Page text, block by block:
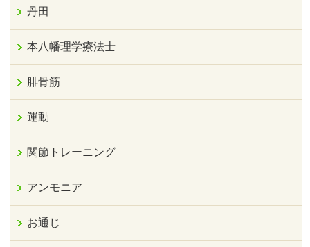
丹田
本八幡理学療法士
腓骨筋
運動
関節トレーニング
アンモニア
お通じ